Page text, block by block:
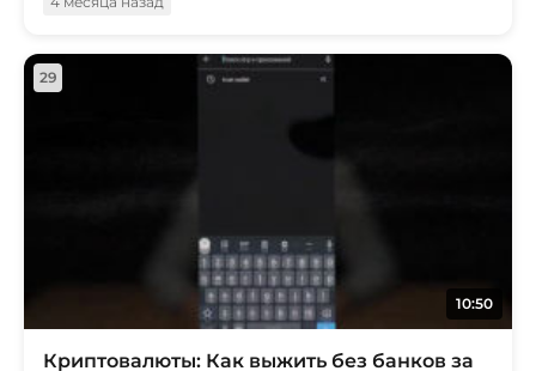
29
10:50
Криптовалюты: Как выжить без банков за